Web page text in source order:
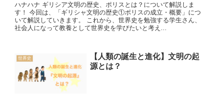
ハナハナ ギリシア文明の歴史、ポリスとは？について解説しま
す！ 今回は、「ギリシャ文明の歴史①ポリスの成立・概要」につ
いて解説していきます。 これから、世界史を勉強する学生さん、
社会人になって教養として世界史を学びたいと考え...
世界史
【人類の誕生と進化】文明の起
源とは？